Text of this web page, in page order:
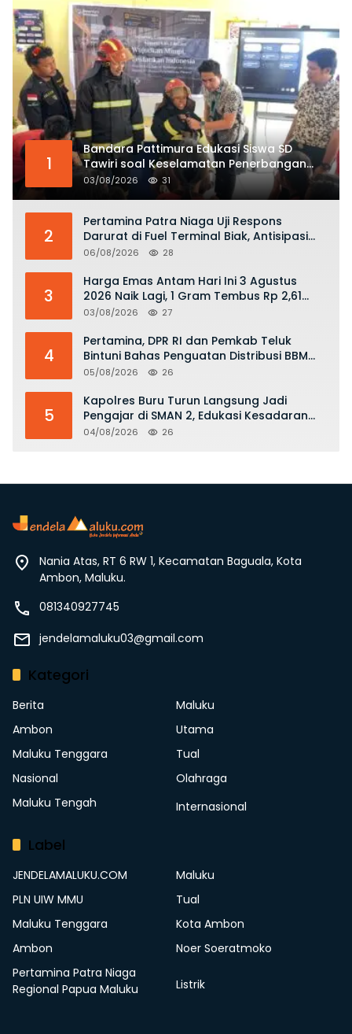
1
Bandara Pattimura Edukasi Siswa SD
Tawiri soal Keselamatan Penerbangan
dan Bahaya Bermain Layang-layang di
KKOP
03/08/2026 31
2
Pertamina Patra Niaga Uji Respons
Darurat di Fuel Terminal Biak, Antisipasi
Risiko Kebakaran dan Tumpahan BBM
06/08/2026 28
3
Harga Emas Antam Hari Ini 3 Agustus
2026 Naik Lagi, 1 Gram Tembus Rp 2,61
Juta
03/08/2026 27
4
Pertamina, DPR RI dan Pemkab Teluk
Bintuni Bahas Penguatan Distribusi BBM
dan LPG
05/08/2026 26
5
Kapolres Buru Turun Langsung Jadi
Pengajar di SMAN 2, Edukasi Kesadaran
Hukum dan Stop Kekerasan
04/08/2026 26
Nania Atas, RT 6 RW 1, Kecamatan Baguala, Kota
Ambon, Maluku.
081340927745
jendelamaluku03@gmail.com
Kategori
Berita
Maluku
Ambon
Utama
Maluku Tenggara
Tual
Nasional
Olahraga
Maluku Tengah
Internasional
Label
JENDELAMALUKU.COM
Maluku
PLN UIW MMU
Tual
Maluku Tenggara
Kota Ambon
Ambon
Noer Soeratmoko
Pertamina Patra Niaga
Regional Papua Maluku
Listrik